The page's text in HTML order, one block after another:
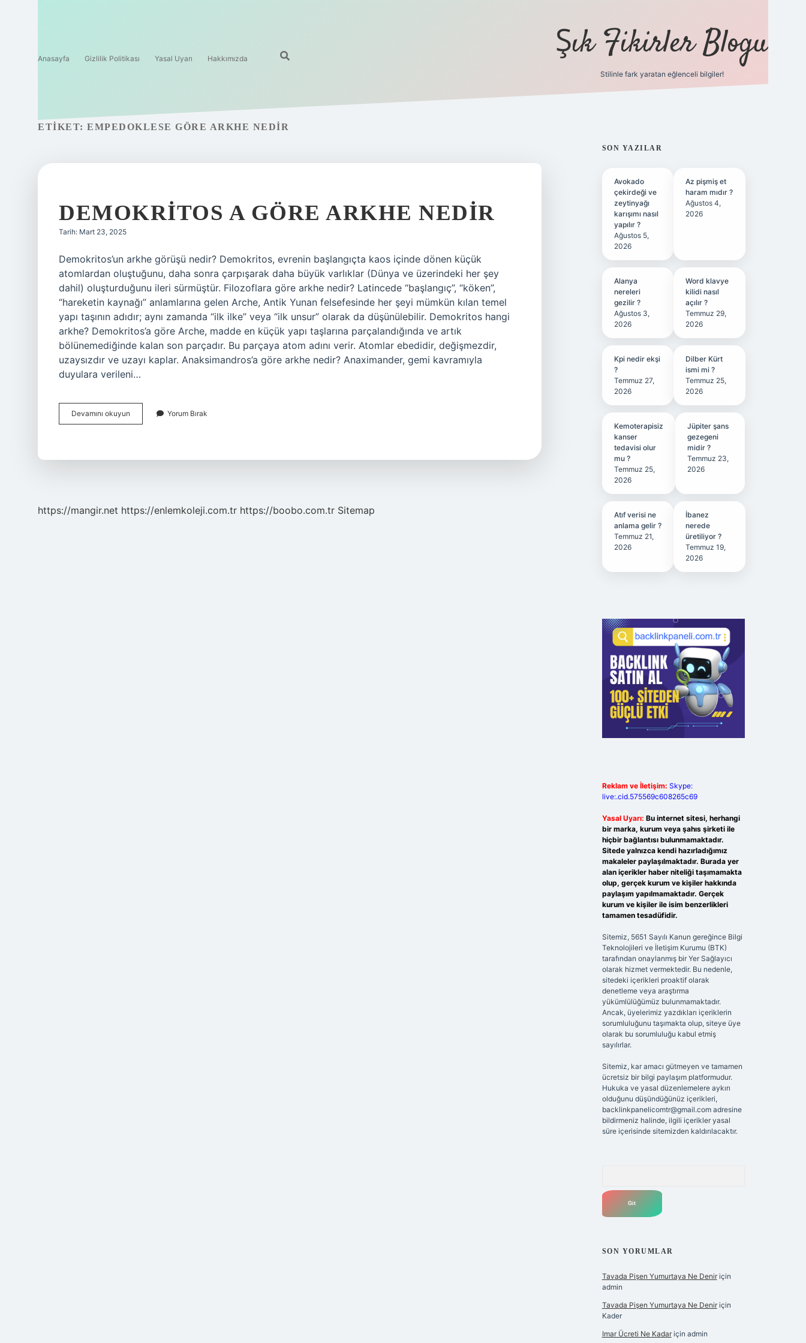
Anasayfa Gizlilik Politikası Yasal Uyarı Hakkımızda Şık Fikirler Blogu
Stilinle fark yaratan eğlenceli bilgiler!
ETIKET: EMPEDOKLESE GÖRE ARKHE NEDIR
DEMOKRITOS A GÖRE ARKHE NEDIR
Tarih: Mart 23, 2025
Demokritos’un arkhe görüşü nedir? Demokritos, evrenin başlangıçta kaos içinde dönen küçük
atomlardan oluştuğunu, daha sonra çarpışarak daha büyük varlıklar (Dünya ve üzerindeki her şey
dahil) oluşturduğunu ileri sürmüştür. Filozoflara göre arkhe nedir? Latincede “başlangıç”, “köken”,
“hareketin kaynağı” anlamlarına gelen Arche, Antik Yunan felsefesinde her şeyi mümkün kılan temel
yapı taşının adıdır; aynı zamanda “ilk ilke” veya “ilk unsur” olarak da düşünülebilir. Demokritos hangi
arkhe? Demokritos’a göre Arche, madde en küçük yapı taşlarına parçalandığında ve artık
bölünemediğinde kalan son parçadır. Bu parçaya atom adını verir. Atomlar ebedidir, değişmezdir,
uzaysızdır ve uzayı kaplar. Anaksimandros’a göre arkhe nedir? Anaximander, gemi kavramıyla
duyulara verileni…
Devamını okuyun Demokritos
A
Yorum Bırak
https://mangir.net https://enlemkoleji.com.tr https://boobo.com.tr Sitemap
SIDEBAR
SON YAZILAR
Avokado
çekirdeği ve
zeytinyağı
karışımı nasıl
yapılır ?
Ağustos 5,
2026
Az pişmiş et
haram mıdır ?
Ağustos 4,
2026
Alanya
nereleri
gezilir ?
Ağustos 3,
2026
Word klavye
kilidi nasıl
açılır ?
Temmuz 29,
2026
Kpi nedir ekşi
?
Temmuz 27,
2026
Dilber Kürt
ismi mi ?
Temmuz 25,
2026
Kemoterapisiz
kanser
tedavisi olur
mu ?
Temmuz 25,
2026
Jüpiter şans
gezegeni
midir ?
Temmuz 23,
2026
Atıf verisi ne
anlama gelir ?
Temmuz 21,
2026
İbanez
nerede
üretiliyor ?
Temmuz 19,
2026
Reklam ve İletişim: Skype:
live:.cid.575569c608265c69
Yasal Uyarı: Bu internet sitesi, herhangi
bir marka, kurum veya şahıs şirketi ile
hiçbir bağlantısı bulunmamaktadır.
Sitede yalnızca kendi hazırladığımız
makaleler paylaşılmaktadır. Burada yer
alan içerikler haber niteliği taşımamakta
olup, gerçek kurum ve kişiler hakkında
paylaşım yapılmamaktadır. Gerçek
kurum ve kişiler ile isim benzerlikleri
tamamen tesadüfidir.
Sitemiz, 5651 Sayılı Kanun gereğince Bilgi
Teknolojileri ve İletişim Kurumu (BTK)
tarafından onaylanmış bir Yer Sağlayıcı
olarak hizmet vermektedir. Bu nedenle,
sitedeki içerikleri proaktif olarak
denetleme veya araştırma
yükümlülüğümüz bulunmamaktadır.
Ancak, üyelerimiz yazdıkları içeriklerin
sorumluluğunu taşımakta olup, siteye üye
olarak bu sorumluluğu kabul etmiş
sayılırlar.
Sitemiz, kar amacı gütmeyen ve tamamen
ücretsiz bir bilgi paylaşım platformudur.
Hukuka ve yasal düzenlemelere aykırı
olduğunu düşündüğünüz içerikleri,
backlinkpanelicomtr@gmail.comadresine
bildirmeniz halinde, ilgili içerikler yasal
süre içerisinde sitemizden kaldırılacaktır.
SON YORUMLAR
Tavada Pişen Yumurtaya Ne Deniriçin
admin
Tavada Pişen Yumurtaya Ne Deniriçin
Kader
Imar Ücreti Ne Kadariçin admin